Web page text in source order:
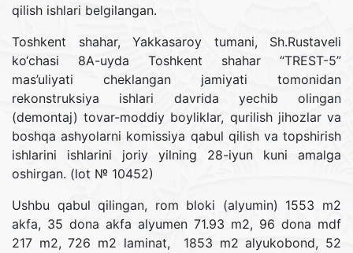
qilish ishlari belgilangan.
Toshkent shahar, Yakkasaroy tumani, Sh.Rustaveli
ko‘chasi 8A-uyda Toshkent shahar “TREST-5”
mas’uliyati cheklangan jamiyati tomonidan
rekonstruksiya ishlari davrida yechib olingan
(demontaj) tovar-moddiy boyliklar, qurilish jihozlar va
boshqa ashyolarni komissiya qabul qilish va topshirish
ishlarini ishlarini joriy yilning 28-iyun kuni amalga
oshirgan. (lot № 10452)
Ushbu qabul qilingan, rom bloki (alyumin) 1553 m2
akfa, 35 dona akfa alyumen 71.93 m2, 96 dona mdf
217 m2, 726 m2 laminat, 1853 m2 alyukobond, 52